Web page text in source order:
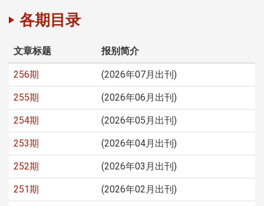
各期目录
文章标题 报别简介
256期 (2026年07月出刊)
255期 (2026年06月出刊)
254期 (2026年05月出刊)
253期 (2026年04月出刊)
252期 (2026年03月出刊)
251期 (2026年02月出刊)